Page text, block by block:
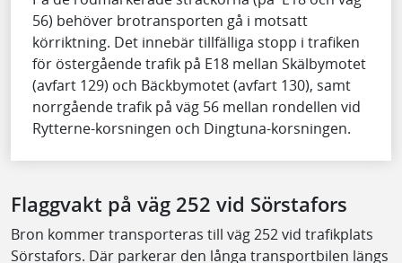
56) behöver brotransporten gå i motsatt
körriktning. Det innebär tillfälliga stopp i trafiken
för östergående trafik på E18 mellan Skälbymotet
(avfart 129) och Bäckbymotet (avfart 130), samt
norrgående trafik på väg 56 mellan rondellen vid
Rytterne-korsningen och Dingtuna-korsningen.
Flaggvakt på väg 252 vid Sörstafors
Bron kommer transporteras till väg 252 vid trafikplats
Sörstafors. Där parkerar den långa transportbilen längs